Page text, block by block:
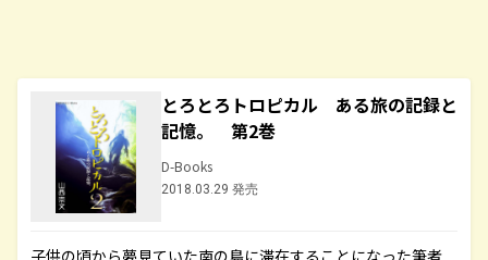
とろとろトロピカル ある旅の記録と
記憶。 第2巻
D-Books
2018.03.29 発売
子供の頃から夢見ていた南の島に滞在することになった筆者